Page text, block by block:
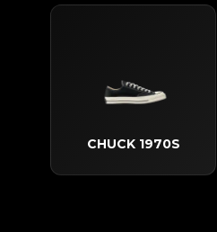
CHUCK 1970S